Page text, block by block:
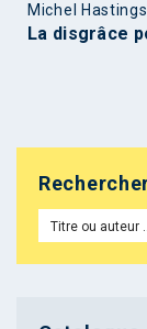
Michel Hastings
La disgrâce